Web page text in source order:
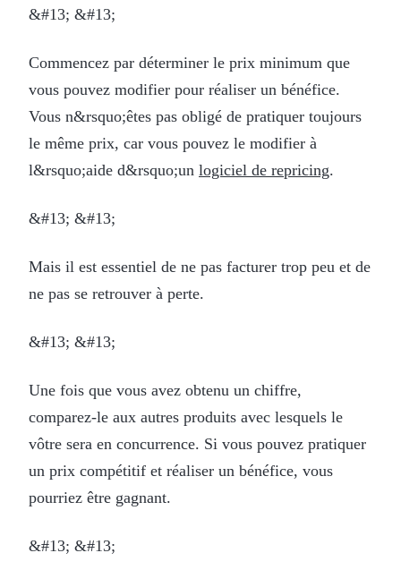
&#13; &#13;
Commencez par déterminer le prix minimum que
vous pouvez modifier pour réaliser un bénéfice.
Vous n&rsquo;êtes pas obligé de pratiquer toujours
le même prix, car vous pouvez le modifier à
l&rsquo;aide d&rsquo;un logiciel de repricing.
&#13; &#13;
Mais il est essentiel de ne pas facturer trop peu et de
ne pas se retrouver à perte.
&#13; &#13;
Une fois que vous avez obtenu un chiffre,
comparez-le aux autres produits avec lesquels le
vôtre sera en concurrence. Si vous pouvez pratiquer
un prix compétitif et réaliser un bénéfice, vous
pourriez être gagnant.
&#13; &#13;